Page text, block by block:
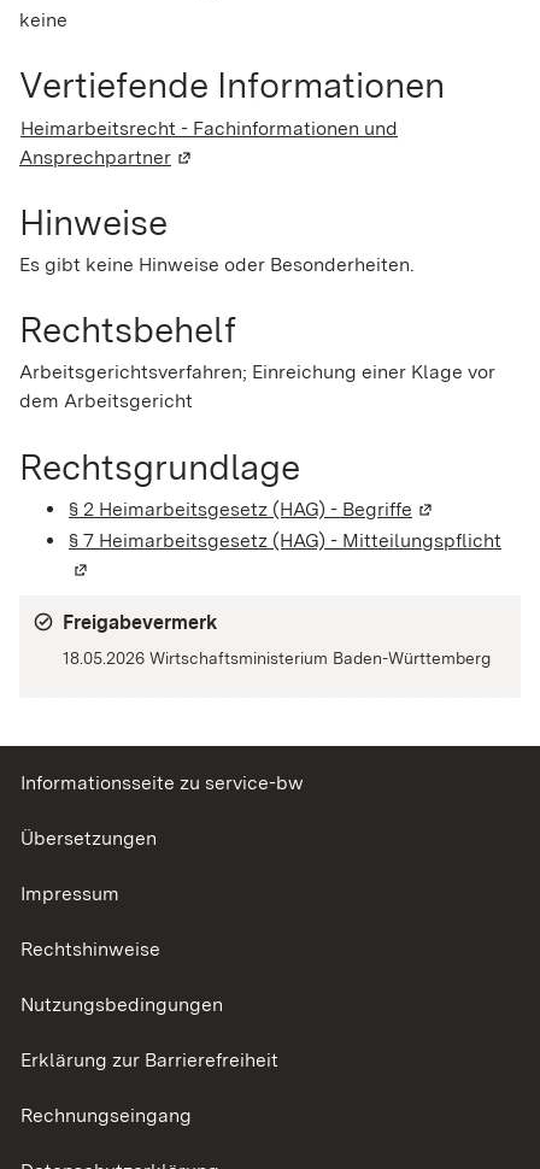
keine
Vertiefende Informationen
Heimarbeitsrecht - Fachinformationen und
Ansprechpartner (Wird in einem neuen Fenster geöffnet)
Hinweise
Es gibt keine Hinweise oder Besonderheiten.
Rechtsbehelf
Arbeitsgerichtsverfahren; Einreichung einer Klage vor
dem Arbeitsgericht
Rechtsgrundlage
§ 2 Heimarbeitsgesetz (HAG) - Begriffe (Wird in
§ 7 Heimarbeitsgesetz (HAG) - Mitteilungspflicht
Freigabevermerk
18.05.2026 Wirtschaftsministerium Baden-Württemberg
Informationsseite zu service-bw
Übersetzungen
Impressum
Rechtshinweise
Nutzungsbedingungen
Erklärung zur Barrierefreiheit
Rechnungseingang